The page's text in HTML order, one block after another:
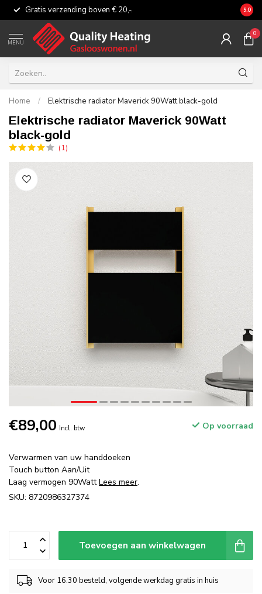
Gratis verzending boven € 20,-. 9.0
MENU
0
Home / Elektrische radiator Maverick 90Watt black-gold
Elektrische radiator Maverick 90Watt
black-gold
(1)
€89,00 Incl. btw Op voorraad
Verwarmen van uw handdoeken
Touch button Aan/Uit
Laag vermogen 90WattLees meer.
SKU: 8720986327374
Toevoegen aan winkelwagen
Voor 16.30 besteld, volgende werkdag gratis in huis